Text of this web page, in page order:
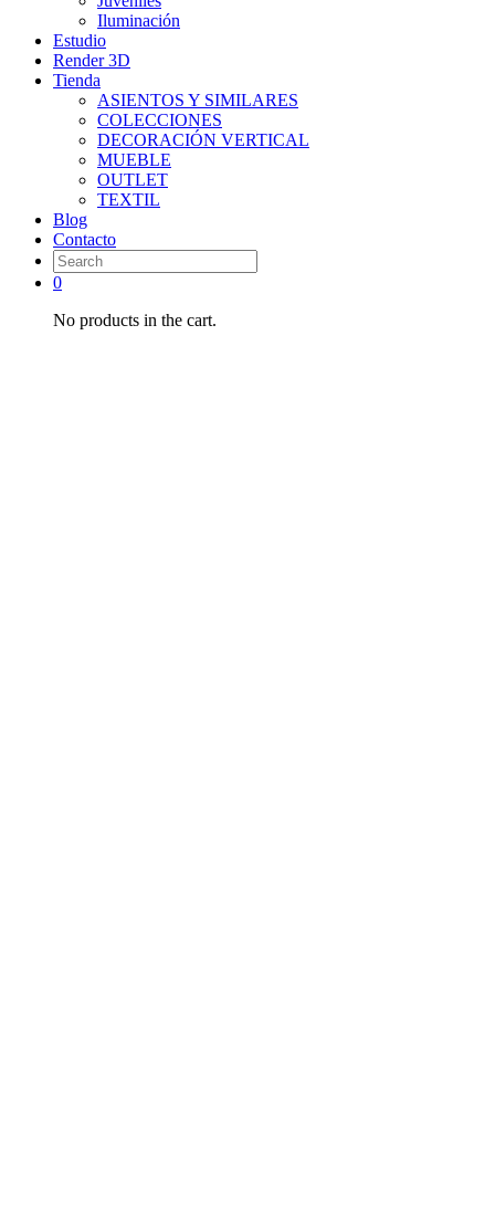
Iluminación
Estudio
Render 3D
Tienda
ASIENTOS Y SIMILARES
COLECCIONES
DECORACIÓN VERTICAL
MUEBLE
OUTLET
TEXTIL
Blog
Contacto
0
No products in the cart.